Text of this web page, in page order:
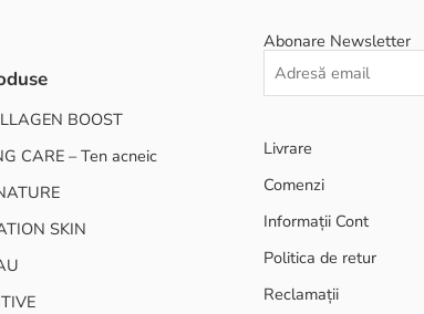
BOOST
CARE – Ten acneic
SKIN
Abonare Newsletter
Livrare
Comenzi
Informații Cont
Politica de retur
Reclamații